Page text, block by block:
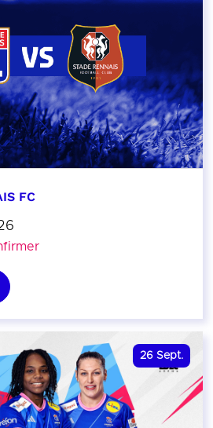
FC
26 Sept.